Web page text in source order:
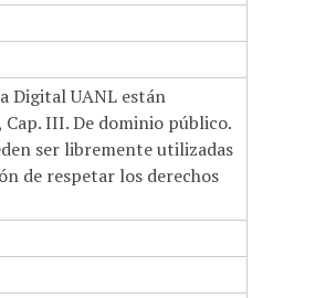
Digital UANL están
III. De dominio público.
ser libremente utilizadas
de respetar los derechos